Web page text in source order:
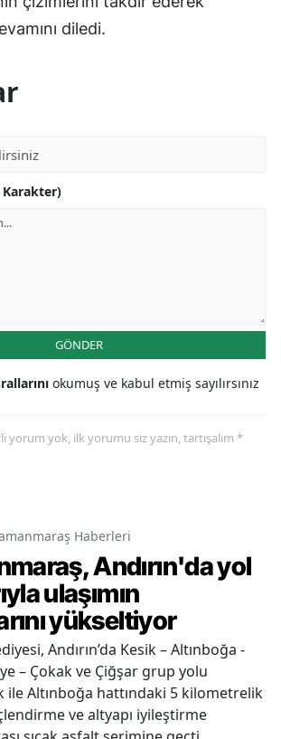
diledi.
Karakter)
GÖNDER
okumuş ve kabul etmiş sayılırsınız
yorum yok, ilk yorumu siz yazın, tartışalım *
Haberleri
Andırın'da yol
ulaşımın
yükseltiyor
Andırın’da Kesik – Altınboğa -
– Çokak ve Çiğşar grup yolu
ile Altınboğa hattındaki 5 kilometrelik
ve altyapı iyileştirme